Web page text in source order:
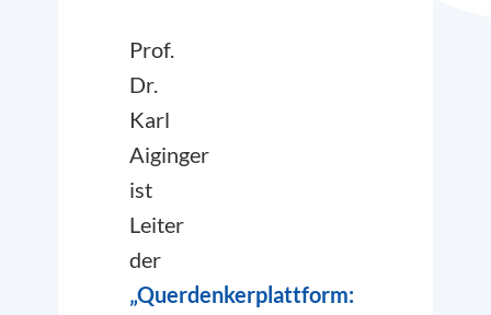
Prof.
Dr.
Karl
Aiginger
ist
Leiter
der
„Querdenkerplattform: